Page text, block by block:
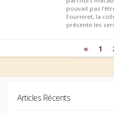
pouvait pas
Fourniret, la
présente les
publications
« 1
Articles Récents